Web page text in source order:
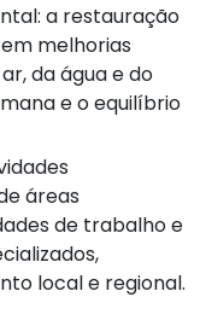
melhorias
da água e do
e o equilíbrio
áreas
de trabalho e
local e regional.